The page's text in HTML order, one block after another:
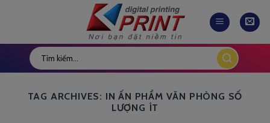
TAG ARCHIVES: IN ẤN PHẨM VĂN PHÒNG SỐ
LƯỢNG ÍT